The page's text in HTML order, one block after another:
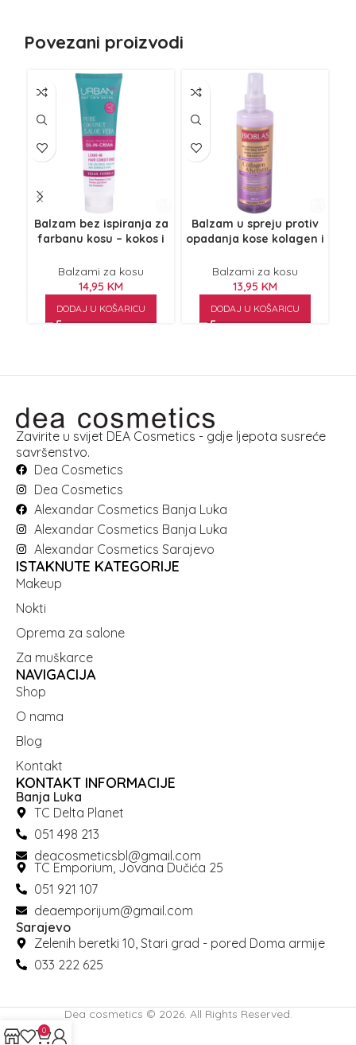
Povezani proizvodi
Balzam bez ispiranja za
farbanu kosu – kokos i
Balzami za kosu
14,95 KM
DODAJ U KOŠARICU
Balzam u spreju protiv
opadanja kose kolagen i
Balzami za kosu
13,95 KM
DODAJ U KOŠARICU
Zavirite u svijet DEA Cosmetics - gdje ljepota susreće
savršenstvo.
Dea Cosmetics
Dea Cosmetics
Alexandar Cosmetics Banja Luka
Alexandar Cosmetics Banja Luka
Alexandar Cosmetics Sarajevo
ISTAKNUTE KATEGORIJE
Makeup
Nokti
Oprema za salone
Za muškarce
NAVIGACIJA
Shop
O nama
Blog
Kontakt
KONTAKT INFORMACIJE
Banja Luka
TC Delta Planet
051 498 213
deacosmeticsbl@gmail.com
TC Emporium, Jovana Dučića 25
051 921 107
deaemporijum@gmail.com
Sarajevo
Zelenih beretki 10, Stari grad - pored Doma armije
033 222 625
Dea cosmetics © 2026. All Rights Reserved.
0